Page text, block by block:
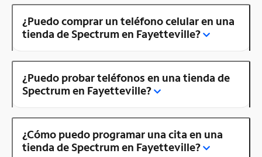
¿Puedo comprar un teléfono celular en una
tienda de Spectrum en Fayetteville?
¿Puedo probar teléfonos en una tienda de
Spectrum en Fayetteville?
¿Cómo puedo programar una cita en una
tienda de Spectrum en Fayetteville?